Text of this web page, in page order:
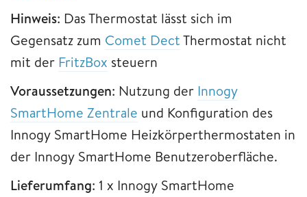
Hinweis: Das Thermostat lässt sich im
Gegensatz zum Comet DectThermostat nicht
mit der FritzBox steuern
Voraussetzungen: Nutzung der Innogy
SmartHome Zentrale und Konfiguration des
Innogy SmartHome Heizkörperthermostaten in
der Innogy SmartHome Benutzeroberfläche.
Lieferumfang: 1 x Innogy SmartHome